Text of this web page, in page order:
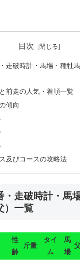
目次
走破時計・馬場・種牡
前走の人気・着順一覧
傾向
及びコースの攻略法
・走破時計・馬
）一覧
性
齢
斤量
タイ
ム
馬
場